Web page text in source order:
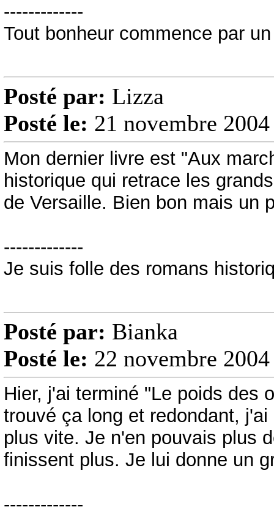
-------------
Tout bonheur commence par
Posté par: Lizza
Posté le: 21 novembre
Mon dernier livre est "Aux
historique qui retrace les
de Versaille. Bien bon mais un
-------------
Je suis folle des romans
Posté par: Bianka
Posté le: 22 novembre
Hier, j'ai terminé "Le poids des
trouvé ça long et redondant,
plus vite. Je n'en pouvais plus
finissent plus. Je lui donne un
-------------